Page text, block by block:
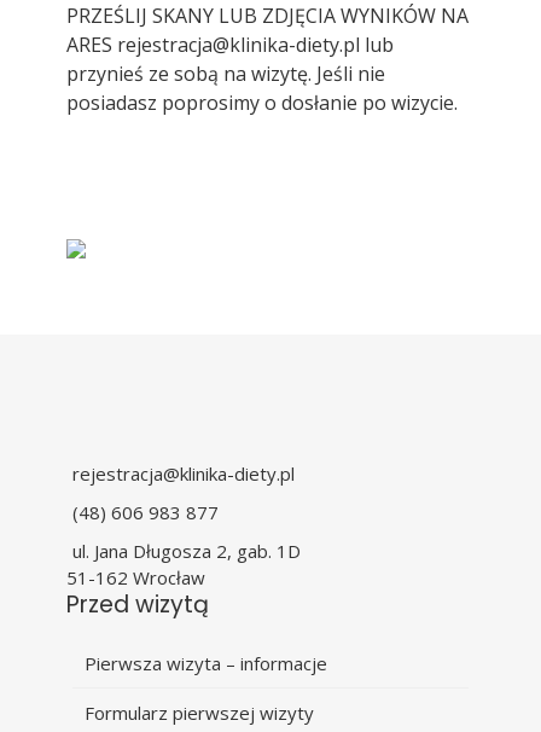
PRZEŚLIJ SKANY LUB ZDJĘCIA WYNIKÓW NA
ARES rejestracja@klinika-diety.pl lub
przynieś ze sobą na wizytę. Jeśli nie
posiadasz poprosimy o dosłanie po wizycie.
rejestracja@klinika-diety.pl
(48) 606 983 877
ul. Jana Długosza 2, gab. 1D
51-162 Wrocław
Przed wizytą
Pierwsza wizyta – informacje
Formularz pierwszej wizyty